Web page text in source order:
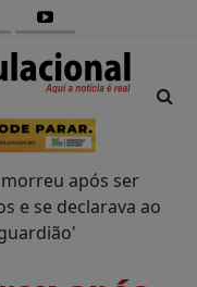
após ser
e se declarava ao